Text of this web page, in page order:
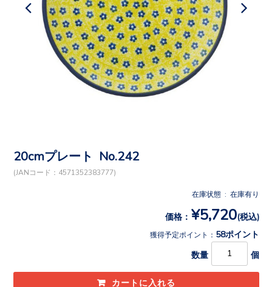
20cmプレート No.242
(JANコード：4571352383777)
在庫状態 : 在庫有り
価格： ¥5,720(税込)
獲得予定ポイント： 58ポイント
数量 個